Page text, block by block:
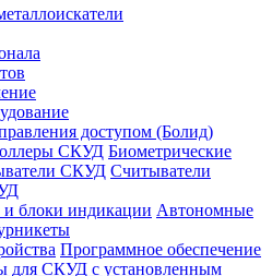
доступом (Болид)
СКУД Биометрические
СКУД Считыватели
и блоки индикации Автономные
Программное обеспечение
для СКУД с установленным